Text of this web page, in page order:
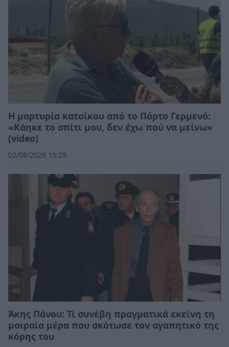
Η μαρτυρία κατοίκου από το Πόρτο Γερμενό:
«Κάηκε το σπίτι μου, δεν έχω πού να μείνω»
(video)
02/08/2026 15:25
Άκης Πάνου: Τί συνέβη πραγματικά εκείνη τη
μοιραία μέρα που σκότωσε τον αγαπητικό της
κόρης του